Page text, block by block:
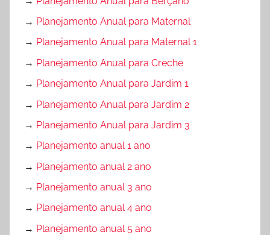
→ Planejamento Anual para Maternal
→ Planejamento Anual para Maternal 1
→ Planejamento Anual para Creche
→ Planejamento Anual para Jardim 1
→ Planejamento Anual para Jardim 2
→ Planejamento Anual para Jardim 3
→ Planejamento anual 1 ano
→ Planejamento anual 2 ano
→ Planejamento anual 3 ano
→ Planejamento anual 4 ano
→ Planejamento anual 5 ano